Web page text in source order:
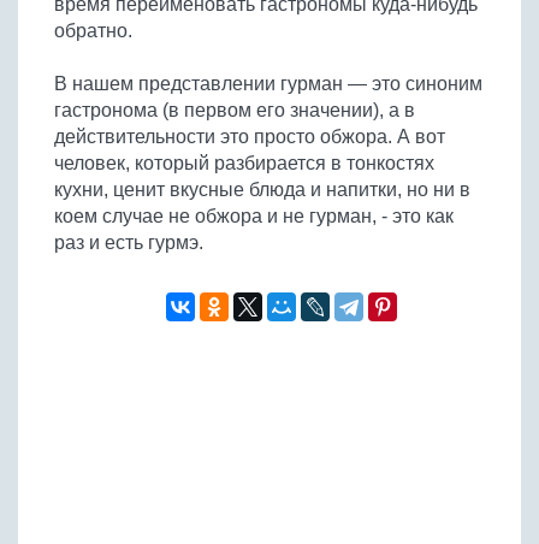
Бобовые
Крупы
время переименовать гастрономы куда-нибудь
обратно.
В нашем представлении гурман — это синоним
гастронома (в первом его значении), а в
действительности это просто обжора. А вот
человек, который разбирается в тонкостях
кухни, ценит вкусные блюда и напитки, но ни в
коем случае не обжора и не гурман, - это как
раз и есть гурмэ.